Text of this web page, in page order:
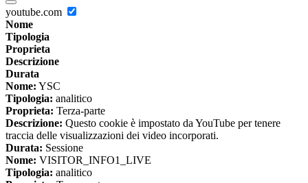
youtube.com
Nome
Tipologia
Proprieta
Descrizione
Durata
Nome: YSC
Tipologia: analitico
Proprieta: Terza-parte
Descrizione: Questo cookie è impostato da YouTube per tenere
traccia delle visualizzazioni dei video incorporati.
Durata: Sessione
Nome: VISITOR_INFO1_LIVE
Tipologia: analitico